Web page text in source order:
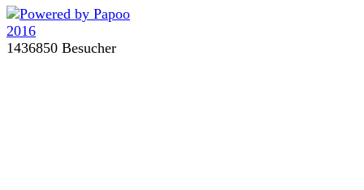
1436850 Besucher